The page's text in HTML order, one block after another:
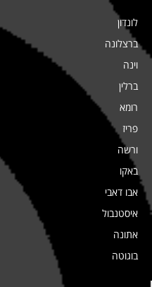
לונדון
ברצלונה
וינה
ברלין
רומא
פריז
ורשה
באקו
אבו דאבי
איסטנבול
אתונה
בוגוטה